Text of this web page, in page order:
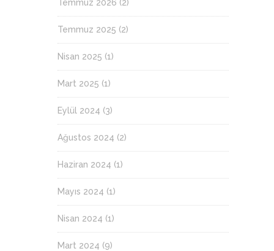
Temmuz 2026 (2)
Temmuz 2025 (2)
Nisan 2025 (1)
Mart 2025 (1)
Eylül 2024 (3)
Ağustos 2024 (2)
Haziran 2024 (1)
Mayıs 2024 (1)
Nisan 2024 (1)
Mart 2024 (9)